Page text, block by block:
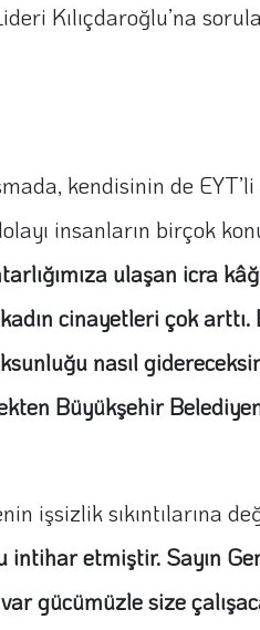
Kılıçdaroğlu’na
kendisinin de
insanların birçok
ulaşan icra
cinayetleri çok
nasıl
Büyükşehir
işsizlik sıkıntılarına
etmiştir. Sayın
gücümüzle size